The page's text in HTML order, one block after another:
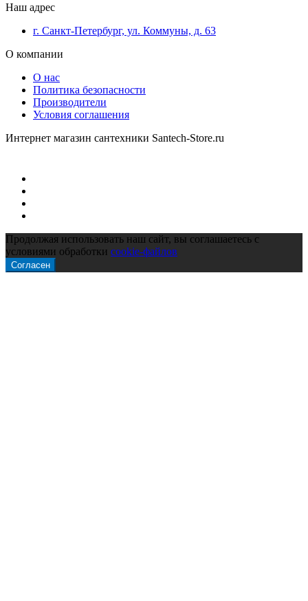
Наш адрес
г. Санкт-Петербург, ул. Коммуны, д. 63
О компании
О нас
Политика безопасности
Производители
Условия соглашения
Интернет магазин сантехники Santech-Store.ru
Продолжая использовать наш сайт, вы соглашаетесь с
условиями обработки cookie-файлов
Согласен